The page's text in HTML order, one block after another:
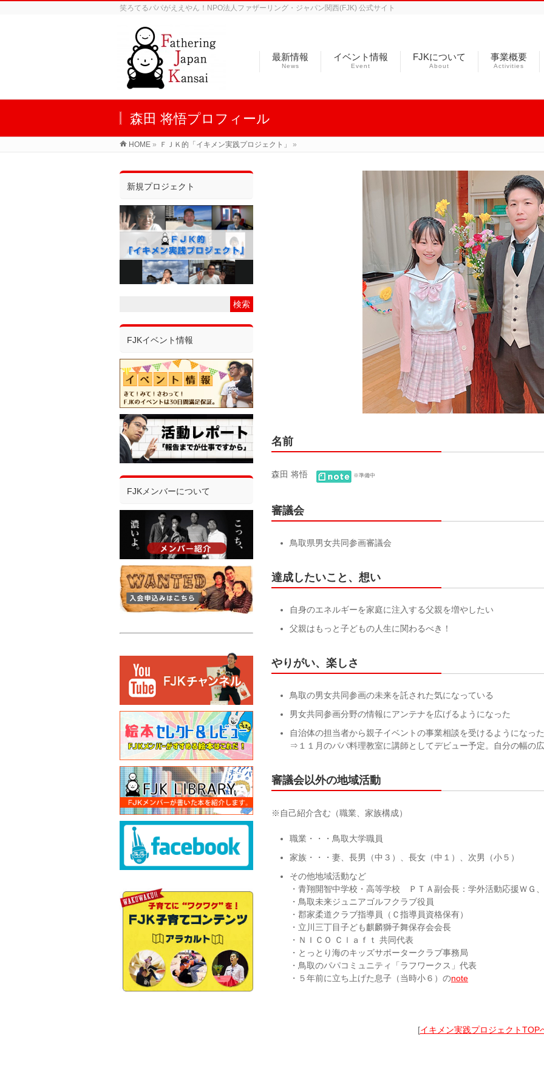
笑ろてるパパがええやん！NPO法人ファザーリング・ジャパン関西(FJK) 公式サイト
最新情報
News
イベント情報
Event
FJKについて
About
事業概要
Activities
森田 将悟プロフィール
HOME » ＦＪＫ的「イキメン実践プロジェクト」 »
名前
森田 将悟 ※準備中
審議会
鳥取県男女共同参画審議会
達成したいこと、想い
自身のエネルギーを家庭に注入する父親を増やしたい
父親はもっと子どもの人生に関わるべき！
やりがい、楽しさ
鳥取の男女共同参画の未来を託された気になっている
男女共同参画分野の情報にアンテナを広げるようになった
自治体の担当者から親子イベントの事業相談を受けるようになった
⇒１１月のパパ料理教室に講師としてデビュー予定。自分の幅の
審議会以外の地域活動
※自己紹介含む（職業、家族構成）
職業・・・鳥取大学職員
家族・・・妻、長男（中３）、長女（中１）、次男（小５）
その他地域活動など
・青翔開智中学校・高等学校 ＰＴＡ副会長：学外活動応援ＷＧ
・鳥取未来ジュニアゴルフクラブ役員
・郡家柔道クラブ指導員（Ｃ指導員資格保有）
・立川三丁目子ども麒麟獅子舞保存会会長
・ＮＩＣＯ Ｃｌａｆｔ 共同代表
・とっとり海のキッズサポータークラブ事務局
・鳥取のパパコミュニティ「ラフワークス」代表
・５年前に立ち上げた息子（当時小６）のnote
[イキメン実践プロジェクトTOP
新規プロジェクト
FJKイベント情報
FJKメンバーについて